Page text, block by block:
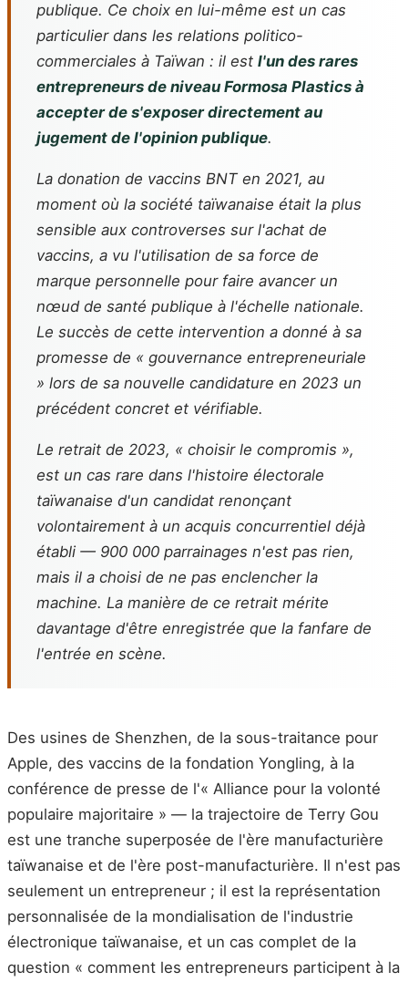
publique. Ce choix en lui-même est un cas
particulier dans les relations politico-
commerciales à Taïwan : il est l'un des rares
entrepreneurs de niveau Formosa Plastics à
accepter de s'exposer directement au
jugement de l'opinion publique.
La donation de vaccins BNT en 2021, au
moment où la société taïwanaise était la plus
sensible aux controverses sur l'achat de
vaccins, a vu l'utilisation de sa force de
marque personnelle pour faire avancer un
nœud de santé publique à l'échelle nationale.
Le succès de cette intervention a donné à sa
promesse de « gouvernance entrepreneuriale
» lors de sa nouvelle candidature en 2023 un
précédent concret et vérifiable.
Le retrait de 2023, « choisir le compromis »,
est un cas rare dans l'histoire électorale
taïwanaise d'un candidat renonçant
volontairement à un acquis concurrentiel déjà
établi — 900 000 parrainages n'est pas rien,
mais il a choisi de ne pas enclencher la
machine. La manière de ce retrait mérite
davantage d'être enregistrée que la fanfare de
l'entrée en scène.
Des usines de Shenzhen, de la sous-traitance pour
Apple, des vaccins de la fondation Yongling, à la
conférence de presse de l'« Alliance pour la volonté
populaire majoritaire » — la trajectoire de Terry Gou
est une tranche superposée de l'ère manufacturière
taïwanaise et de l'ère post-manufacturière. Il n'est pas
seulement un entrepreneur ; il est la représentation
personnalisée de la mondialisation de l'industrie
électronique taïwanaise, et un cas complet de la
question « comment les entrepreneurs participent à la